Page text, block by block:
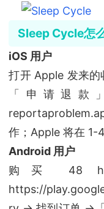
Sleep Cycle怎
iOS 用户
打开 Apple 发来
「申请退款
作；Apple 将在 1-
Android 用户
购买 48
https://